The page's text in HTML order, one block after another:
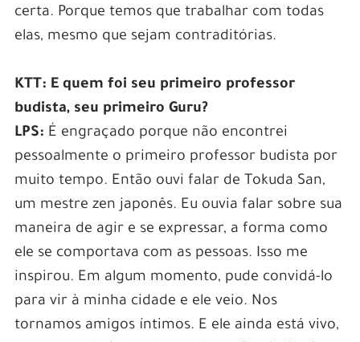
certa. Porque temos que trabalhar com todas
elas, mesmo que sejam contraditórias.
KTT: E quem foi seu primeiro professor
budista, seu primeiro Guru?
LPS: É engraçado porque não encontrei
pessoalmente o primeiro professor budista por
muito tempo. Então ouvi falar de Tokuda San,
um mestre zen japonês. Eu ouvia falar sobre sua
maneira de agir e se expressar, a forma como
ele se comportava com as pessoas. Isso me
inspirou. Em algum momento, pude convidá-lo
para vir à minha cidade e ele veio. Nos
tornamos amigos íntimos. E ele ainda está vivo,